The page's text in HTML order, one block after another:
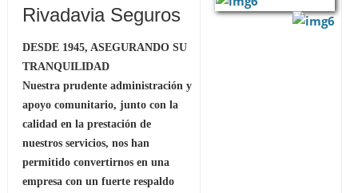
Rivadavia Seguros
DESDE 1945, ASEGURANDO SU
TRANQUILIDAD
Nuestra prudente administración y
apoyo comunitario, junto con la
calidad en la prestación de
nuestros servicios, nos han
permitido convertirnos en una
empresa con un fuerte respaldo